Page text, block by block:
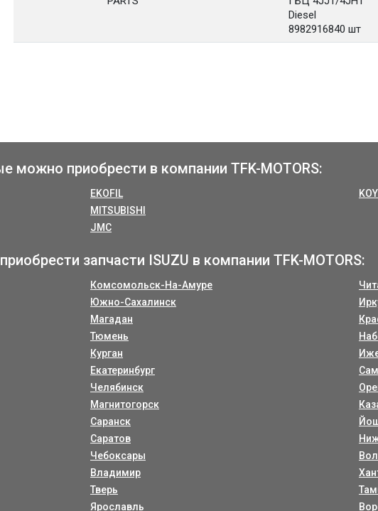
Diesel
8982916840 шт
можно приобрести в компании TFK-MOTORS:
EKOFIL
MITSUBISHI
JMC
запчасти ISUZU в компании TFK-MOTORS:
Комсомольск-На-Амуре
Южно-Сахалинск
Магадан
Тюмень
Курган
Екатеринбург
Челябинск
Магнитогорск
Саранск
Саратов
Чебоксары
Владимир
Тверь
Ярославль